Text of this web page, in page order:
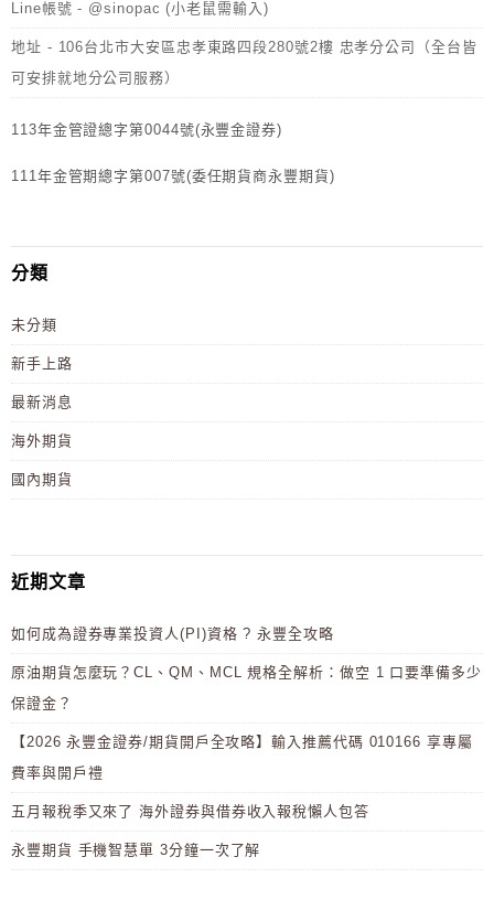
Line帳號 - @sinopac (小老鼠需輸入)
地址 - 106台北市大安區忠孝東路四段280號2樓 忠孝分公司（全台皆
可安排就地分公司服務）
113年金管證總字第0044號(永豐金證券)
111年金管期總字第007號(委任期貨商永豐期貨)
分類
未分類
新手上路
最新消息
海外期貨
國內期貨
近期文章
如何成為證券專業投資人(PI)資格 ? 永豐全攻略
原油期貨怎麼玩？CL、QM、MCL 規格全解析：做空 1 口要準備多少
保證金？
【2026 永豐金證券/期貨開戶全攻略】輸入推薦代碼 010166 享專屬
費率與開戶禮
五月報稅季又來了 海外證券與借券收入報稅懶人包答
永豐期貨 手機智慧單 3分鐘一次了解